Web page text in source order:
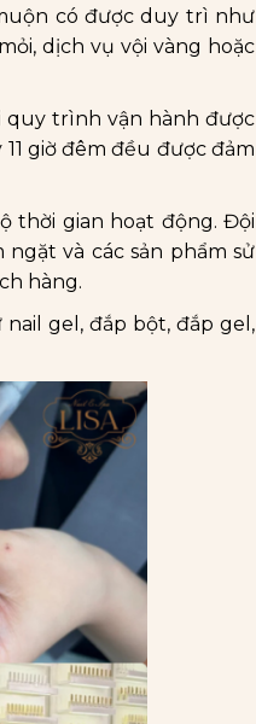
có được duy trì như
dịch vụ vội vàng hoặc
quy trình vận hành được
giờ đêm đều được đảm
thời gian hoạt động. Đội
và các sản phẩm sử
hàng.
gel, đắp bột, đắp gel,